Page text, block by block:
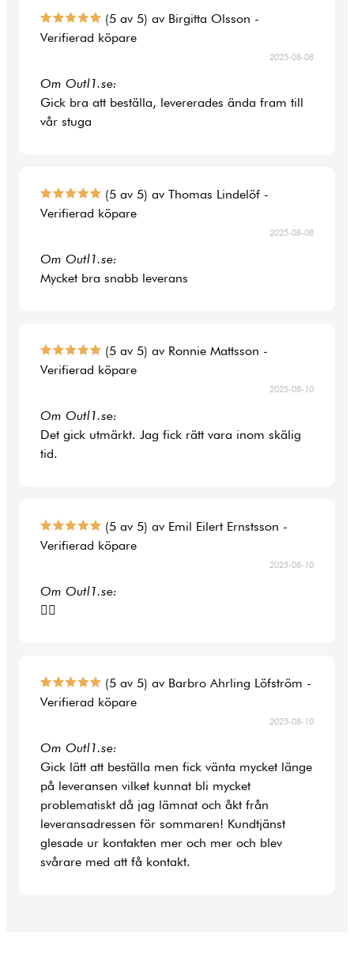
(5 av 5) av Birgitta Olsson -
Verifierad köpare
2025-08-08
Om Outl1.se:
Gick bra att beställa, levererades ända fram till
vår stuga
(5 av 5) av Thomas Lindelöf -
Verifierad köpare
2025-08-08
Om Outl1.se:
Mycket bra snabb leverans
(5 av 5) av Ronnie Mattsson -
Verifierad köpare
2025-08-10
Om Outl1.se:
Det gick utmärkt. Jag fick rätt vara inom skälig
tid.
(5 av 5) av Emil Eilert Ernstsson -
Verifierad köpare
2025-08-10
Om Outl1.se:
👍🏻
(5 av 5) av Barbro Ahrling Löfström -
Verifierad köpare
2025-08-10
Om Outl1.se:
Gick lätt att beställa men fick vänta mycket länge
på leveransen vilket kunnat bli mycket
problematiskt då jag lämnat och åkt från
leveransadressen för sommaren! Kundtjänst
glesade ur kontakten mer och mer och blev
svårare med att få kontakt.